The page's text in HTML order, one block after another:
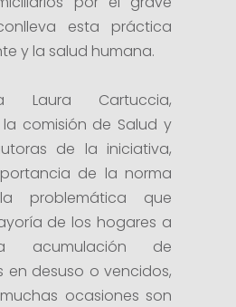
esta práctica
y la salud humana.
Laura Cartuccia,
comisión de Salud y
de la iniciativa,
de la norma
problemática que
de los hogares a
de
en desuso o vencidos,
ocasiones son